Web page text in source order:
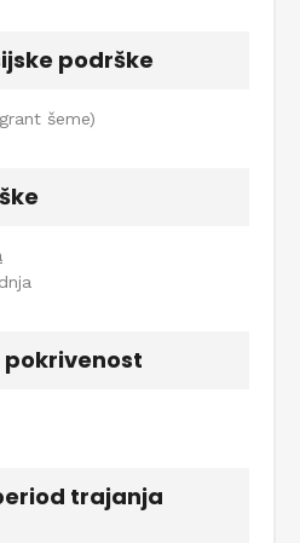
podrške
šeme)
trajanja